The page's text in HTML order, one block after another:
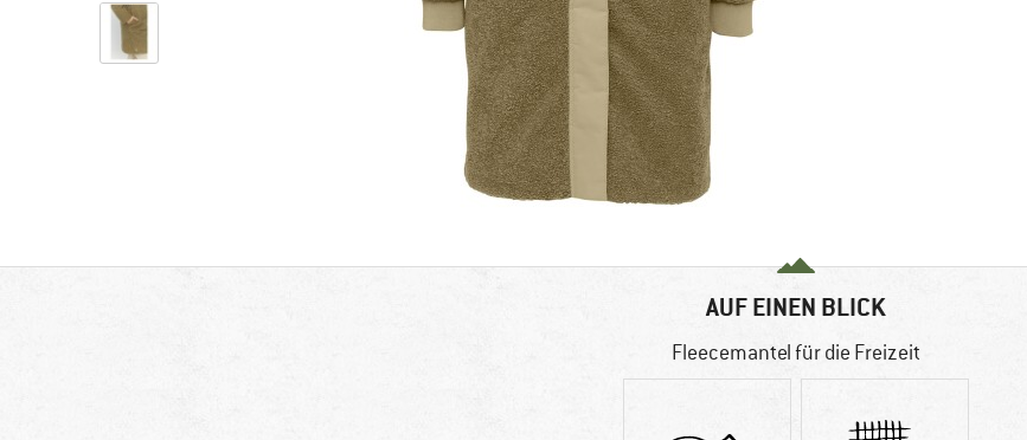
AUF EINEN BLICK
Fleecemantel für die Freizeit